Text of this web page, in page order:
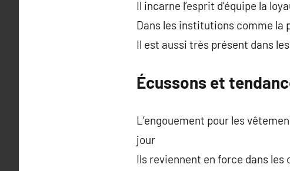
Il incarne l’esprit d’équipe la
Dans les institutions comme la
Il est aussi très présent dans
Écussons et
L’engouement pour les
jour
Ils reviennent en force dans